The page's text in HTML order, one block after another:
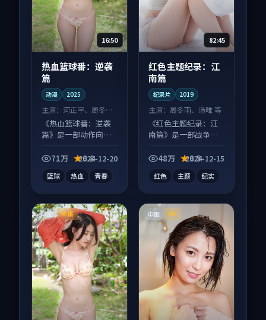
16:50
热血篮球番：逆袭
篇
动漫 2025
主演： 河正宇、周冬雨
等
《热血篮球番：逆袭
篇》是一部动作向动
酵，适合周末一口气
71万 8.8
2024-12-20
篮球 热血 青春
82:45
红色主题纪录：江
南篇
纪录片 2019
主演： 周冬雨、汤唯 等
《红色主题纪录：江
南篇》是一部战争向
论度高，适合配弹幕
48万 8.5
2024-12-15
红色 主题 纪实
中国 热播 中国 4K